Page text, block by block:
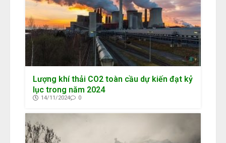
Lượng khí thải CO2 toàn cầu dự kiến đạt kỷ
lục trong năm 2024
14/11/2024 0